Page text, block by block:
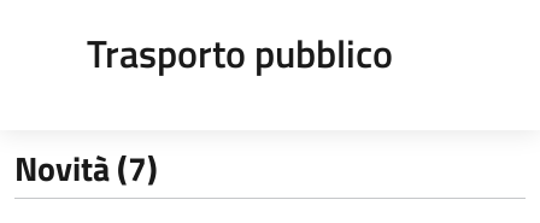
Trasporto pubblico
Novità (7)